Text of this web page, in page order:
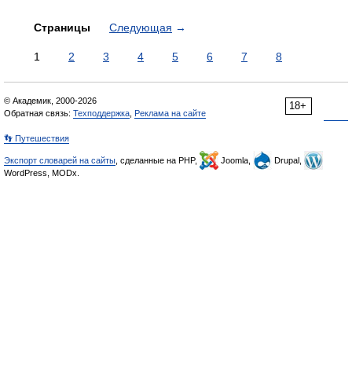
Страницы Следующая →
1 2 3 4 5 6 7 8
18+
© Академик, 2000-2026
Обратная связь: Техподдержка Реклама на сайте
👣 Путешествия
Экспорт словарей на сайты , сделанные на PHP, Joomla,
Drupal,
WordPress, MODx.